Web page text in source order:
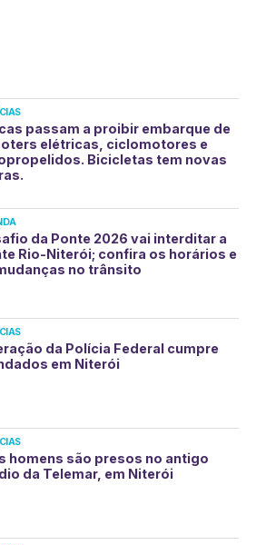
passam a proibir embarque de
elétricas, ciclomotores e
Bicicletas tem novas
da Ponte 2026 vai interditar a
Rio-Niterói; confira os horários e
no trânsito
da Polícia Federal cumpre
em Niterói
homens são presos no antigo
da Telemar, em Niterói